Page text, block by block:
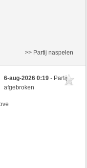
>> Partij naspelen
6-aug-2026 0:19- Partij
afgebroken